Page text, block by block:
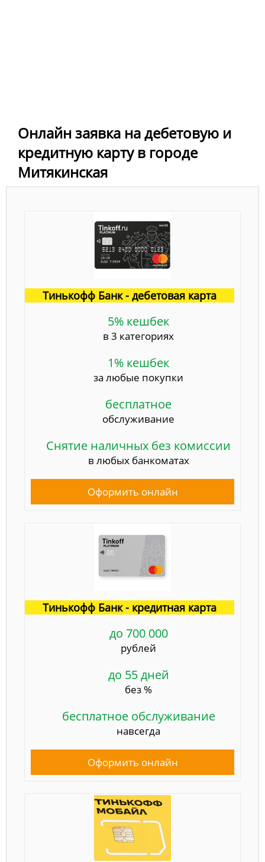
Онлайн заявка на дебетовую и
кредитную карту в городе
Митякинская
Тинькофф Банк - дебетовая карта
5% кешбек
в 3 категориях
1% кешбек
за любые покупки
бесплатное
обслуживание
Снятие наличных без комиссии
в любых банкоматах
Оформить онлайн
Тинькофф Банк - кредитная карта
до 700 000
рублей
до 55 дней
без %
бесплатное обслуживание
навсегда
Оформить онлайн